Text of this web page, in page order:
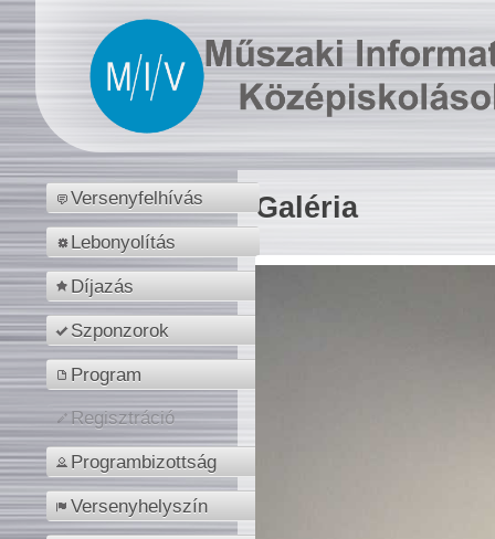
Versenyfelhívás
Lebonyolítás
Díjazás
Szponzorok
Program
Regisztráció
Programbizottság
Versenyhelyszín
Galéria